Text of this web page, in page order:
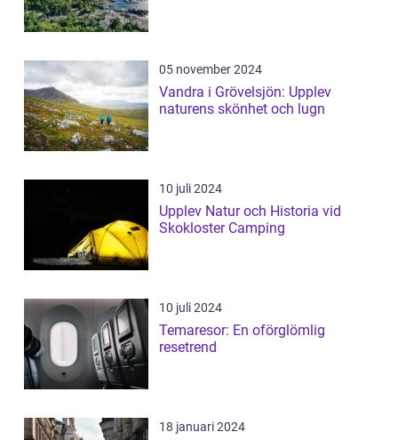
05 november 2024
Vandra i Grövelsjön: Upplev
naturens skönhet och lugn
10 juli 2024
Upplev Natur och Historia vid
Skokloster Camping
10 juli 2024
Temaresor: En oförglömlig
resetrend
18 januari 2024